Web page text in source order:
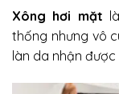
Xông hơi mặt
thống nhưng vô
làn da nhận được